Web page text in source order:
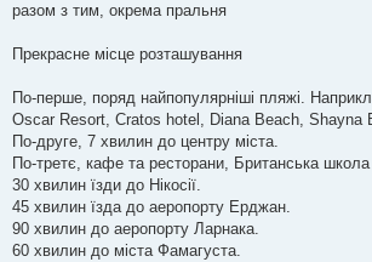
разом з тим, окрема пральня
Прекрасне місце розташування
По-перше, поряд найпопулярніші пляжі.
Oscar Resort, Cratos hotel, Diana Beach, Shayna
По-друге, 7 хвилин до центру міста.
По-третє, кафе та ресторани, Британська школа
30 хвилин їзди до Нікосії.
45 хвилин їзда до аеропорту Ерджан.
90 хвилин до аеропорту Ларнака.
60 хвилин до міста Фамагуста.